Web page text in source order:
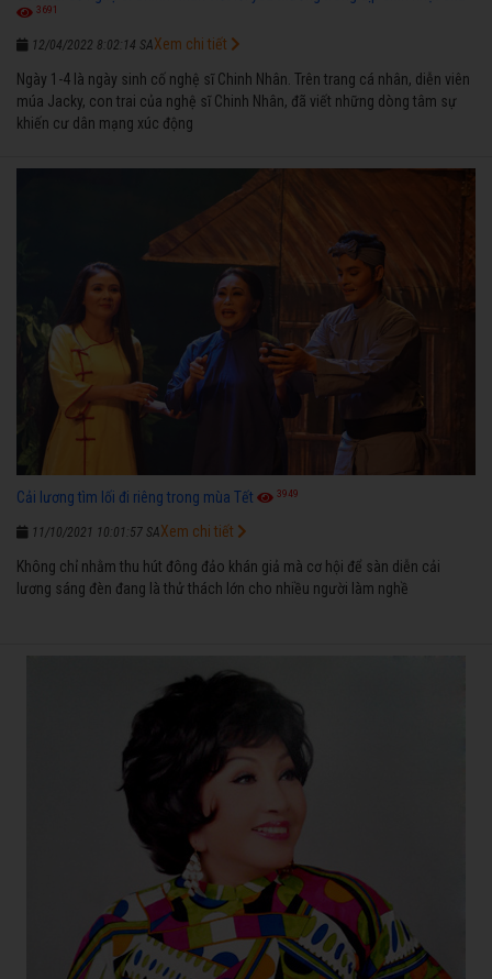
3691
12/04/2022 8:02:14 SA
Ngày 1-4 là ngày sinh cố nghệ sĩ Chinh Nhân. Trên trang cá nhân, diễn viên
múa Jacky, con trai của nghệ sĩ Chinh Nhân, đã viết những dòng tâm sự
khiến cư dân mạng xúc động
Xem chi tiết
Cải lương tìm lối đi riêng trong mùa Tết 3949
11/10/2021 10:01:57 SA
Không chỉ nhằm thu hút đông đảo khán giả mà cơ hội để sàn diễn cải
lương sáng đèn đang là thử thách lớn cho nhiều người làm nghề
Xem chi tiết